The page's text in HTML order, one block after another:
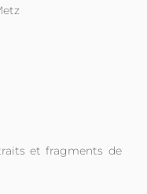
et fragments de